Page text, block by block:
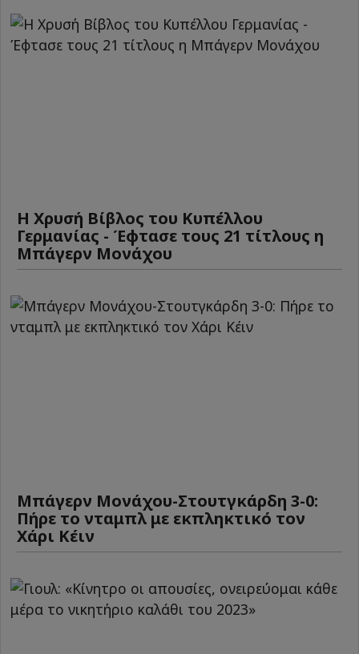
Η Χρυσή Βίβλος του Κυπέλλου
Γερμανίας - Έφτασε τους 21 τίτλους η
Μπάγερν Μονάχου
Μπάγερν Μονάχου-Στουτγκάρδη 3-0:
Πήρε το νταμπλ με εκπληκτικό τον
Χάρι Κέιν